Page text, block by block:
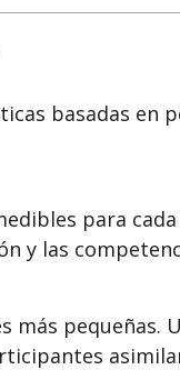
basadas en
para
y las
más